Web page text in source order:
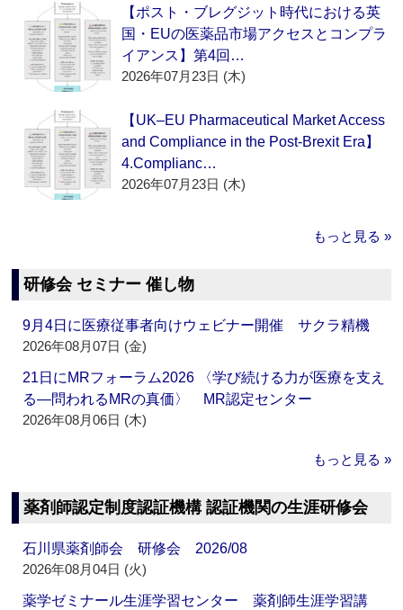
【ポスト・ブレグジット時代における英
国・EUの医薬品市場アクセスとコンプラ
イアンス】第4回…
2026年07月23日 (木)
【UK–EU Pharmaceutical Market Access
and Compliance in the Post-Brexit Era】
4.Complianc…
2026年07月23日 (木)
もっと見る »
研修会 セミナー 催し物
9月4日に医療従事者向けウェビナー開催 サクラ精機
2026年08月07日 (金)
21日にMRフォーラム2026 〈学び続ける力が医療を支え
る―問われるMRの真価〉 MR認定センター
2026年08月06日 (木)
もっと見る »
薬剤師認定制度認証機構 認証機関の生涯研修会
石川県薬剤師会 研修会 2026/08
2026年08月04日 (火)
薬学ゼミナール生涯学習センター 薬剤師生涯学習講